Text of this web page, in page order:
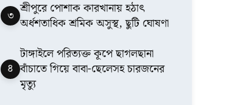
৩ শ্রীপুরে পোশাক কারখানায় হঠাৎ
অর্ধশতাধিক শ্রমিক অসুস্থ, ছুটি ঘোষণা
৪
টাঙ্গাইলে পরিত্যক্ত কূপে ছাগলছানা
বাঁচাতে গিয়ে বাবা-ছেলেসহ চারজনের
মৃত্যু